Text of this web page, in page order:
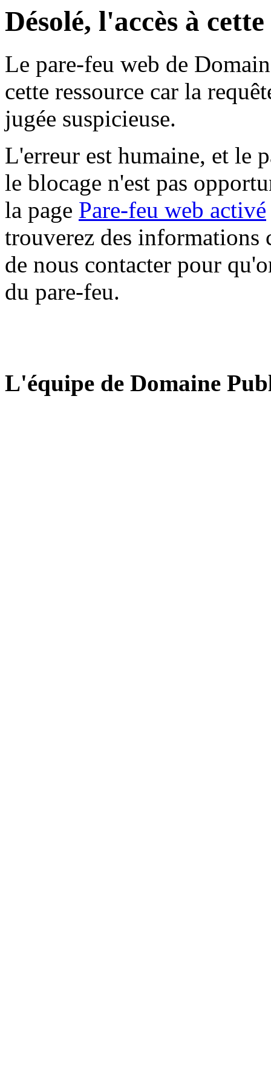
Désolé, l'accès à
Le pare-feu web de
cette ressource car la
jugée suspicieuse.
L'erreur est humaine, et le
le blocage n'est pas
la page Pare-feu web activé
trouverez des informations
de nous contacter pour
du pare-feu.
L'équipe de Domaine